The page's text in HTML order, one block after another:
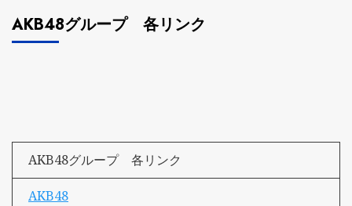
AKB48グループ 各リンク
AKB48グループ 各リンク
AKB48